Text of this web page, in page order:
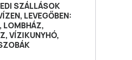
SZÁLLÁSOK
LEVEGŐBEN:
LOMBHÁZ,
VÍZIKUNYHÓ,